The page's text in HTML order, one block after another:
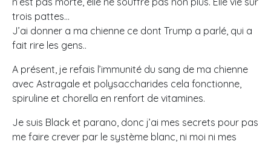
trois pattes…
J’ai donner a ma chienne ce dont Trump a parlé, qui a
fait rire les gens..
A présent, je refais l’immunité du sang de ma chienne
avec Astragale et polysaccharides cela fonctionne,
spiruline et chorella en renfort de vitamines.
Je suis Black et parano, donc j’ai mes secrets pour pas
me faire crever par le système blanc, ni moi ni mes